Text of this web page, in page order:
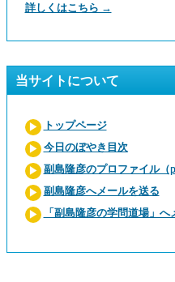
詳しくはこちら →
当サイトについて
トップページ
今日のぼやき目次
副島隆彦のプロファイル（
副島隆彦へメールを送る
「副島隆彦の学問道場」へ